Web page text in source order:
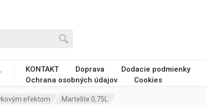
KONTAKT Doprava Dodacie podmienky
Ochrana osobných údajov
Cookies
efektom Martelite 0,75L